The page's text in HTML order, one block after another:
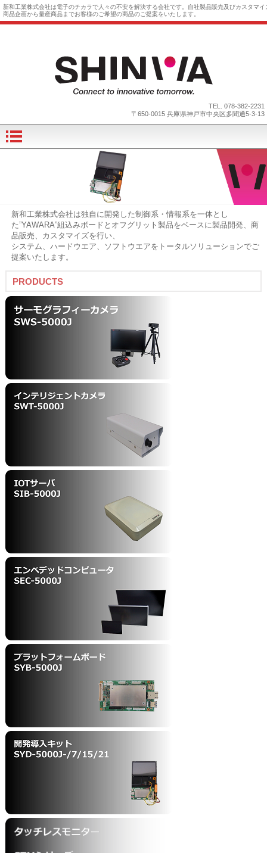
新和工業株式会社は電子のチカラで人々の不安を解決する会社です。自社製品販売及びカスタマイ
商品企画から量産商品までお客様のご希望の商品のご提案をいたします。
TEL. 078-382-2231
〒650-0015 兵庫県神戸市中央区多聞通5-3-13
新和工業株式会社は独自に開発した制御系・情報系を一体とし
た”YAWARA”組込みボードとオフグリット製品をベースに製品開発、商
品販売、カスタマイズを行い、
システム、ハードウエア、ソフトウエアをトータルソリューションでご
提案いたします。
PRODUCTS